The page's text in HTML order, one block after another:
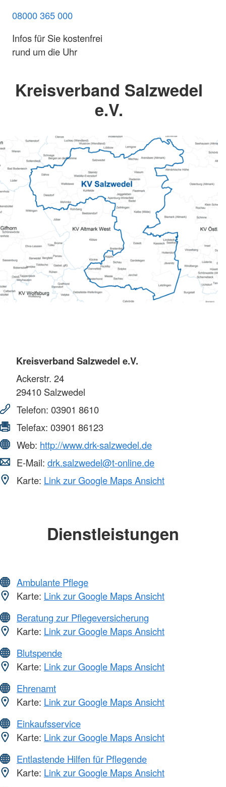
08000 365 000
Infos für Sie kostenfrei
rund um die Uhr
Kreisverband Salzwedel
e.V.
Kreisverband Salzwedel e.V.
Ackerstr. 24
29410 Salzwedel
Telefon: 03901 8610
Telefax: 03901 86123
Web: http://www.drk-salzwedel.de
E-Mail: drk.salzwedel@t-online.de
Karte: Link zur Google Maps Ansicht
Dienstleistungen
Ambulante Pflege
Karte: Link zur Google Maps Ansicht
Beratung zur Pflegeversicherung
Karte: Link zur Google Maps Ansicht
Blutspende
Karte: Link zur Google Maps Ansicht
Ehrenamt
Karte: Link zur Google Maps Ansicht
Einkaufsservice
Karte: Link zur Google Maps Ansicht
Entlastende Hilfen für Pflegende
Karte: Link zur Google Maps Ansicht